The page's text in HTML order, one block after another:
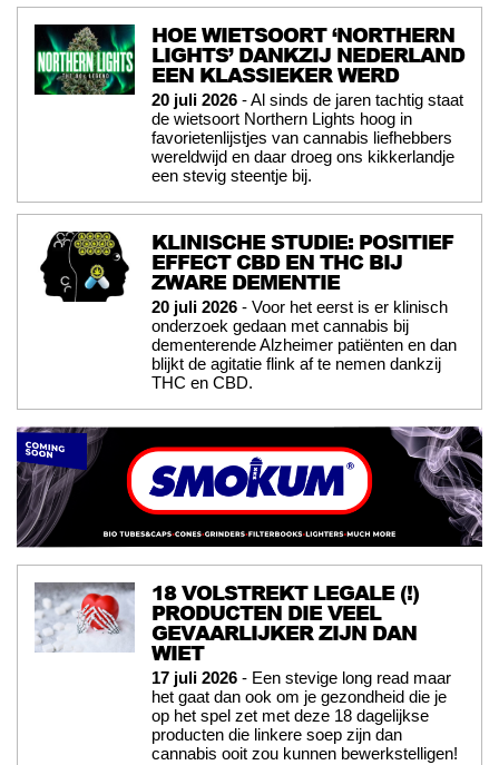
HOE WIETSOORT ‘NORTHERN
LIGHTS’ DANKZIJ NEDERLAND
EEN KLASSIEKER WERD
20 juli 2026 - Al sinds de jaren tachtig staat
de wietsoort Northern Lights hoog in
favorietenlijstjes van cannabis liefhebbers
wereldwijd en daar droeg ons kikkerlandje
een stevig steentje bij.
KLINISCHE STUDIE: POSITIEF
EFFECT CBD EN THC BIJ
ZWARE DEMENTIE
20 juli 2026 - Voor het eerst is er klinisch
onderzoek gedaan met cannabis bij
dementerende Alzheimer patiënten en dan
blijkt de agitatie flink af te nemen dankzij
THC en CBD.
18 VOLSTREKT LEGALE (!)
PRODUCTEN DIE VEEL
GEVAARLIJKER ZIJN DAN
WIET
17 juli 2026 - Een stevige long read maar
het gaat dan ook om je gezondheid die je
op het spel zet met deze 18 dagelijkse
producten die linkere soep zijn dan
cannabis ooit zou kunnen bewerkstelligen!